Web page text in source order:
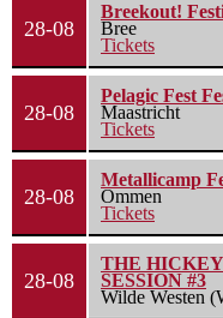
28-08
Breekout!
Bree
Tickets
28-08
Pelagic Fest
Maastricht
Tickets
28-08
Metallicamp
Ommen
Tickets
28-08
THE
SESSION #3
Wilde Westen